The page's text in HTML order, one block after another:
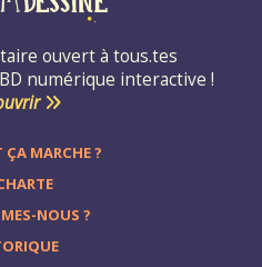
ouvert à tous.tes
numérique interactive !
MARCHE ?
NOUS ?